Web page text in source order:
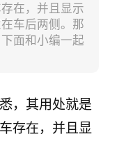
在，并且显示
车后两侧。那
面和小编一起
，其用处就是
存在，并且显